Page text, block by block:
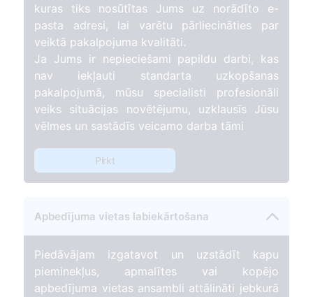
kuras tiks nosūtītas Jums uz norādīto e-
pasta adresi, lai varētu pārliecināties par
veiktā pakalpojuma kvalitāti.
Ja Jums ir nepieciešami papildu darbi, kas
nav iekļauti standarta uzkopšanas
pakalpojumā, mūsu specialisti profesionāli
veiks situācijas novētējumu, uzklausīs Jūsu
vēlmes un sastādīs veicamo darba tāmi
Pirkt
Apbedījuma vietas labiekārtošana
Piedāvājam izgatavot un uzstādīt kapu
pieminekļus, apmalītes vai kopējo
apbedījuma vietas ansambli attālināti jebkurā